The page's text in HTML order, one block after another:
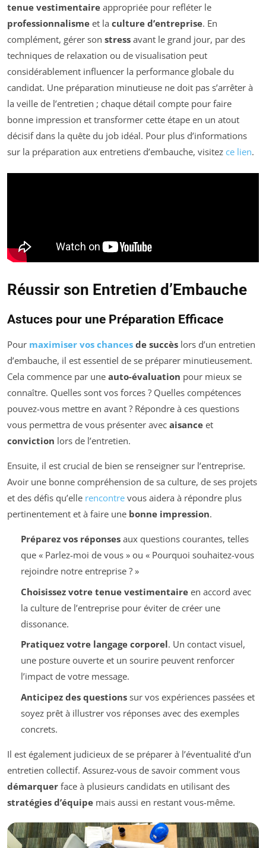
tenue vestimentaire appropriée pour refléter le
professionnalisme et la culture d’entreprise. En
complément, gérer son stress avant le grand jour, par des
techniques de relaxation ou de visualisation peut
considérablement influencer la performance globale du
candidat. Une préparation minutieuse ne doit pas s’arrêter à
la veille de l’entretien ; chaque détail compte pour faire
bonne impression et transformer cette étape en un atout
décisif dans la quête du job idéal. Pour plus d’informations
sur la préparation aux entretiens d’embauche, visitez ce lien.
Réussir son Entretien d’Embauche
Astuces pour une Préparation Efficace
Pour maximiser vos chances de succès lors d’un entretien
d’embauche, il est essentiel de se préparer minutieusement.
Cela commence par une auto-évaluation pour mieux se
connaître. Quelles sont vos forces ? Quelles compétences
pouvez-vous mettre en avant ? Répondre à ces questions
vous permettra de vous présenter avec aisance et
conviction lors de l’entretien.
Ensuite, il est crucial de bien se renseigner sur l’entreprise.
Avoir une bonne compréhension de sa culture, de ses projets
et des défis qu’elle rencontre vous aidera à répondre plus
pertinentement et à faire une bonne impression.
Préparez vos réponsesaux questions courantes, telles
que « Parlez-moi de vous » ou « Pourquoi souhaitez-vous
rejoindre notre entreprise ? »
Choisissez votre tenue vestimentaireen accord avec
la culture de l’entreprise pour éviter de créer une
dissonance.
Pratiquez votre langage corporel. Un contact visuel,
une posture ouverte et un sourire peuvent renforcer
l’impact de votre message.
Anticipez des questionssur vos expériences passées et
soyez prêt à illustrer vos réponses avec des exemples
concrets.
Il est également judicieux de se préparer à l’éventualité d’un
entretien collectif. Assurez-vous de savoir comment vous
démarquer face à plusieurs candidats en utilisant des
stratégies d’équipe mais aussi en restant vous-même.